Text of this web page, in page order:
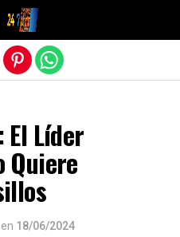
El Líder
Quiere
en 18/06/2024
móvil